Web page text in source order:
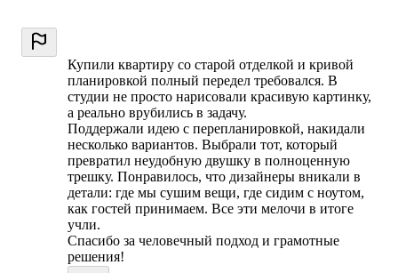
Купили квартиру со старой отделкой и кривой
планировкой полный передел требовался. В
студии не просто нарисовали красивую картинку,
а реально врубились в задачу.
Поддержали идею с перепланировкой, накидали
несколько вариантов. Выбрали тот, который
превратил неудобную двушку в полноценную
трешку. Понравилось, что дизайнеры вникали в
детали: где мы сушим вещи, где сидим с ноутом,
как гостей принимаем. Все эти мелочи в итоге
учли.
Спасибо за человечный подход и грамотные
решения!